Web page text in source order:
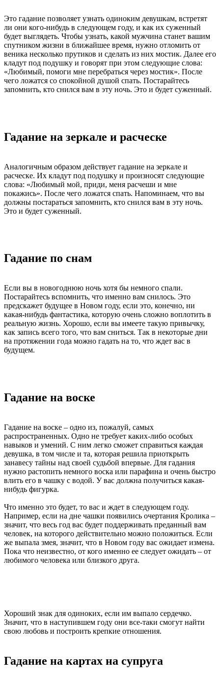
Это гадание позволяет узнать одиноким девушкам, встретят
ли они кого-нибудь в следующем году, и как их суженный
будет выглядеть. Чтобы узнать, какой мужчина станет вашим
спутником жизни в ближайшее время, нужно отломить от
веника несколько прутиков и сделать из них мостик. Далее его
кладут под подушку и говорят при этом следующие слова:
«Любимый, помоги мне перебраться через мостик». После
чего ложатся со спокойной душой спать. Постарайтесь
запомнить, кто снился вам в эту ночь. Это и будет суженный.
Гадание на зеркале и расческе
Аналогичным образом действует гадание на зеркале и
расческе. Их кладут под подушку и произносят следующие
слова: «Любимый мой, приди, меня расчеши и мне
покажись». После чего ложатся спать. Напоминаем, что вы
должны постараться запомнить, кто снился вам в эту ночь.
Это и будет суженный.
Гадание по снам
Если вы в новогоднюю ночь хотя бы немного спали.
Постарайтесь вспомнить, что именно вам снилось. Это
предскажет будущее в Новом году, если это, конечно, ни
какая-нибудь фантастика, которую очень сложно воплотить в
реальную жизнь. Хорошо, если вы имеете такую привычку,
как запись всего того, что вам сниться. Так в некоторые дни
на протяжении года можно гадать на то, что ждет вас в
будущем.
Гадание на воске
Гадание на воске – одно из, пожалуй, самых
распространенных. Одно не требует каких-либо особых
навыков и умений. С ним легко сможет справиться каждая
девушка, в том числе и та, которая решила приоткрыть
занавесу тайны над своей судьбой впервые. Для гадания
нужно растопить немного воска или парафина и очень быстро
влить его в чашку с водой. У вас должна получиться какая-
нибудь фигурка.
Что именно это будет, то вас и ждет в следующем году.
Например, если на дне чашки появились очертания Кролика –
значит, что весь год вас будет поддерживать преданный вам
человек, на которого действительно можно положиться. Если
же выпала змея, значит, что в Новом году вас ожидает измена.
Пока что неизвестно, от кого именно ее следует ожидать – от
любимого человека или близкого друга.
Хороший знак для одиноких, если им выпало сердечко.
Значит, что в наступившем году они все-таки смогут найти
свою любовь и построить крепкие отношения.
Гадание на картах на супруга